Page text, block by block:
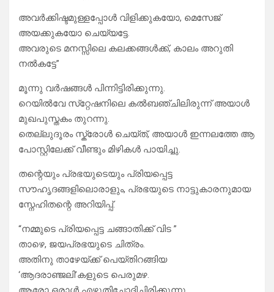
അവർക്കിഷ്ടമുള്ളപ്പോൾ വിളിക്കുകയോ, മെസേജ്
അയക്കുകയോ ചെയ്യട്ടേ.
അവരുടെ മനസ്സിലെ കലക്കങ്ങൾക്ക്, കാലം അറുതി
നൽകട്ടേ”
മൂന്നു വർഷങ്ങൾ പിന്നിട്ടിരിക്കുന്നു.
റെയിൽവേ സ്‌റ്റേഷനിലെ കൽബഞ്ചിലിരുന്ന് അയാൾ
മുഖപുസ്തകം തുറന്നു.
തെല്ലുദൂരം സ്ക്രോൾ ചെയ്ത്, അയാൾ ഇന്നലത്തേ ആ
പോസ്റ്റിലേക്ക് വീണ്ടും മിഴികൾ പായിച്ചു.
തന്റെയും പ്രഭയുടെയും പ്രിയപ്പെട്ട
സൗഹൃദങ്ങളിലൊരാളും, പ്രഭയുടെ നാട്ടുകാരനുമായ
സ്നേഹിതന്റെ അറിയിപ്പ്.
“നമ്മുടെ പ്രിയപ്പെട്ട ചങ്ങാതിക്ക് വിട ”
താഴെ, ജയപ്രഭയുടെ ചിത്രം.
അതിനു താഴേയ്ക്ക് പെയ്തിറങ്ങിയ
‘ആദരാഞ്ജലി’കളുടെ പെരുമഴ.